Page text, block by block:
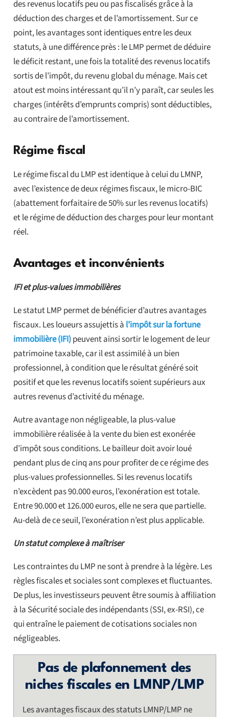
des revenus locatifs peu ou pas fiscalisés grâce à la
déduction des charges et de l’amortissement. Sur ce
point, les avantages sont identiques entre les deux
statuts, à une différence près : le LMP permet de déduire
le déficit restant, une fois la totalité des revenus locatifs
sortis de l’impôt, du revenu global du ménage. Mais cet
atout est moins intéressant qu’il n’y paraît, car seules les
charges (intérêts d’emprunts compris) sont déductibles,
au contraire de l’amortissement.
Régime fiscal
Le régime fiscal du LMP est identique à celui du LMNP,
avec l’existence de deux régimes fiscaux, le micro-BIC
(abattement forfaitaire de 50% sur les revenus locatifs)
et le régime de déduction des charges pour leur montant
réel.
Avantages et inconvénients
IFI et plus-values immobilières
Le statut LMP permet de bénéficier d’autres avantages
fiscaux. Les loueurs assujettis à l’impôt sur la fortune
immobilière (IFI)peuvent ainsi sortir le logement de leur
patrimoine taxable, car il est assimilé à un bien
professionnel, à condition que le résultat généré soit
positif et que les revenus locatifs soient supérieurs aux
autres revenus d’activité du ménage.
Autre avantage non négligeable, la plus-value
immobilière réalisée à la vente du bien est exonérée
d’impôt sous conditions. Le bailleur doit avoir loué
pendant plus de cinq ans pour profiter de ce régime des
plus-values professionnelles. Si les revenus locatifs
n’excèdent pas 90.000 euros, l’exonération est totale.
Entre 90.000 et 126.000 euros, elle ne sera que partielle.
Au-delà de ce seuil, l’exonération n’est plus applicable.
Un statut complexe à maîtriser
Les contraintes du LMP ne sont à prendre à la légère. Les
règles fiscales et sociales sont complexes et fluctuantes.
De plus, les investisseurs peuvent être soumis à affiliation
à la Sécurité sociale des indépendants (SSI, ex-RSI), ce
qui entraîne le paiement de cotisations sociales non
négligeables.
Pas de plafonnement des
niches fiscales en LMNP/LMP
Les avantages fiscaux des statuts LMNP/LMP ne